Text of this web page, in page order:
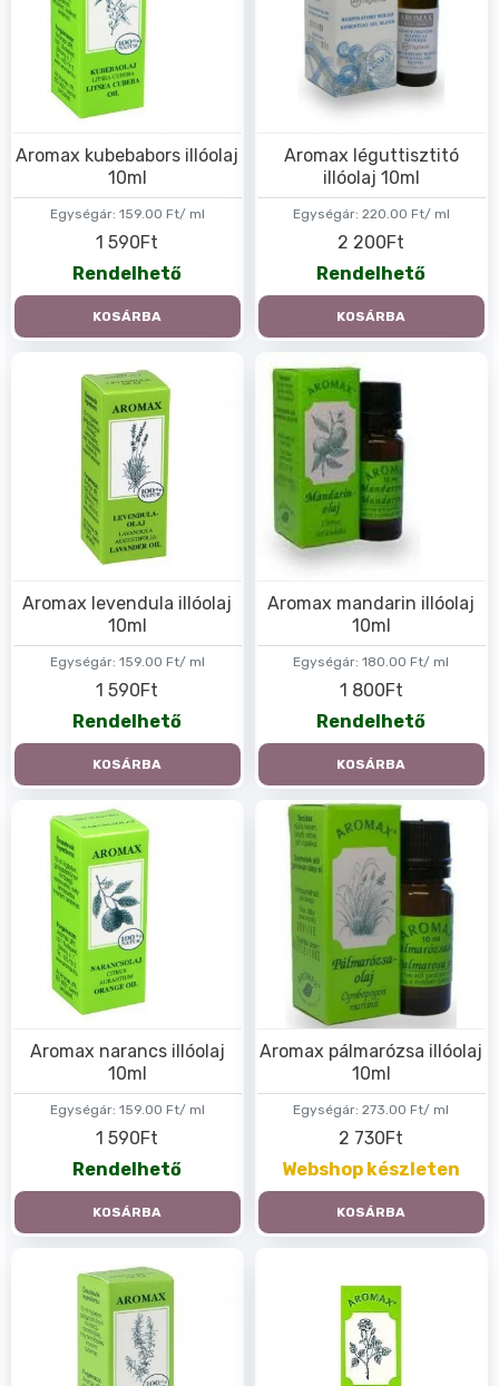
Egységár: 159.00 Ft/ ml
Aromax kubebabors illóolaj
10ml
1 590Ft
Rendelhető
KOSÁRBA
Egységár: 220.00 Ft/ ml
Aromax léguttisztitó
illóolaj 10ml
2 200Ft
Rendelhető
KOSÁRBA
Egységár: 159.00 Ft/ ml
Aromax levendula illóolaj
10ml
1 590Ft
Rendelhető
KOSÁRBA
Egységár: 180.00 Ft/ ml
Aromax mandarin illóolaj
10ml
1 800Ft
Rendelhető
KOSÁRBA
Egységár: 159.00 Ft/ ml
Aromax narancs illóolaj
10ml
1 590Ft
Rendelhető
KOSÁRBA
Egységár: 273.00 Ft/ ml
Aromax pálmarózsa illóolaj
10ml
2 730Ft
Webshop készleten
KOSÁRBA